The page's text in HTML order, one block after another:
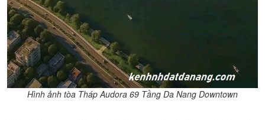
Hình ảnh tòa Tháp Audora 69 Tầng Da Nang Downtown